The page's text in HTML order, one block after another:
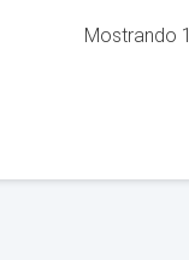
Mostrando 1